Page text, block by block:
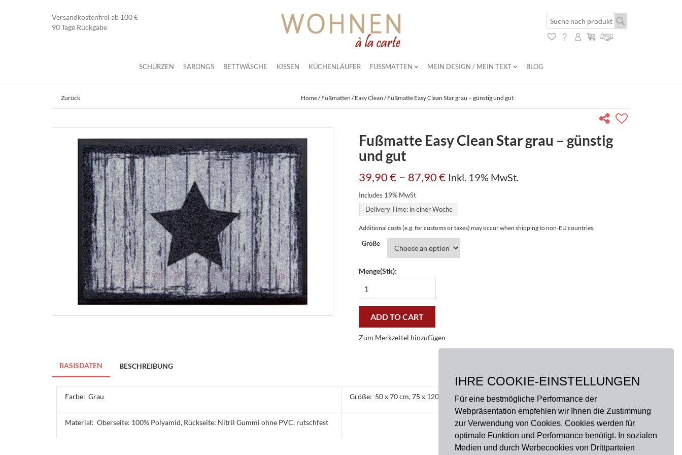
IHRE COOKIE-EINSTELLUNGEN
Für eine bestmögliche Performance der
Webpräsentation empfehlen wir Ihnen die Zustimmung
zur Verwendung von Cookies. Cookies werden für
optimale Funktion und Performance benötigt. In sozialen
Medien und durch Werbecookies von Drittparteien
Versandkostenfrei ab 100 €
90 Tage Rückgabe
SCHÜRZEN SARONGS BETTWÄSCHE KISSEN KÜCHENLÄUFER FUSSMATTEN MEIN DESIGN / MEIN TEXT BLOG
Zurück Home/Fußmatten /Easy Clean / Fußmatte Easy Clean Star grau – günstig und gut
Fußmatte Easy Clean Star grau – günstig
und gut
39,90€ – 87,90€ Inkl. 19% MwSt.
Includes 19% MwSt
Delivery Time: in einer Woche
Additional costs (e.g. for customs or taxes) may occur when shipping to non-EU countries.
Größe
Menge(Stk):
Easy
-
ADD TO CART
Zum Merkzettel hinzufügen
BASISDATEN BESCHREIBUNG
Farbe: Grau Größe: 50 x 70 cm, 75 x 120 cm
Material: Oberseite: 100% Polyamid, Rückseite: Nitril Gummi ohne PVC, rutschfest